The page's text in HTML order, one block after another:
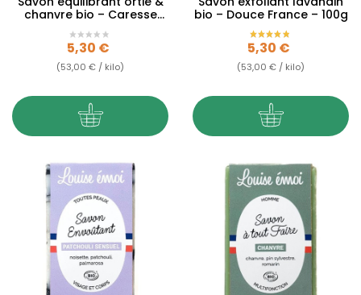
chanvre bio – Caresse
Prix
5,30 €
(53,00 € / kilo)
bio – Douce France – 100g
Prix
5,30 €
(53,00 € / kilo)